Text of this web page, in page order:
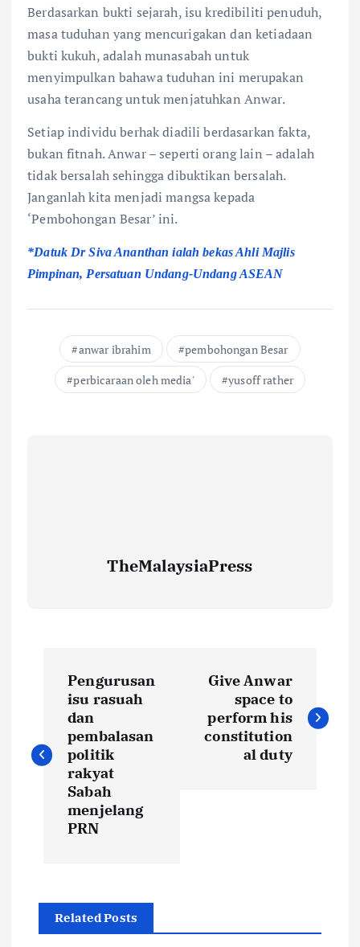
Berdasarkan bukti sejarah, isu kredibiliti penuduh,
masa tuduhan yang mencurigakan dan ketiadaan
bukti kukuh, adalah munasabah untuk
menyimpulkan bahawa tuduhan ini merupakan
usaha terancang untuk menjatuhkan Anwar.
Setiap individu berhak diadili berdasarkan fakta,
bukan fitnah. Anwar – seperti orang lain – adalah
tidak bersalah sehingga dibuktikan bersalah.
Janganlah kita menjadi mangsa kepada
‘Pembohongan Besar’ ini.
*Datuk Dr Siva Ananthan ialah bekas Ahli Majlis
Pimpinan, Persatuan Undang-Undang ASEAN
anwar ibrahim
pembohongan Besar
perbicaraan oleh media'
yusoff rather
TheMalaysiaPress
s
v
Pengurusan
isu rasuah
dan
pembalasan
politik
rakyat
Sabah
menjelang
PRN
Give Anwar
space to
perform his
constitution
al duty
Related Posts